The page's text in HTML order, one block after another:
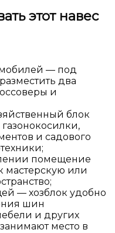
этот навес
— под
два
и
блок
и садового
помещение
мастерскую или
— хозблок удобно
шин
и других
место в